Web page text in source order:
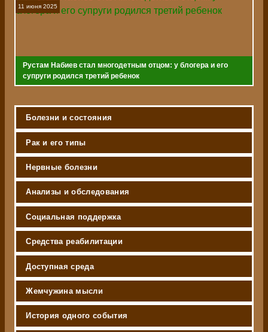
11 июня 2025
Рустам Набиев стал многодетным отцом: у блогера и его
супруги родился третий ребенок
Болезни и состояния
Рак и его типы
Нервные болезни
Анализы и обследования
Социальная поддержка
Средства реабилитации
Доступная среда
Жемчужина мысли
История одного события